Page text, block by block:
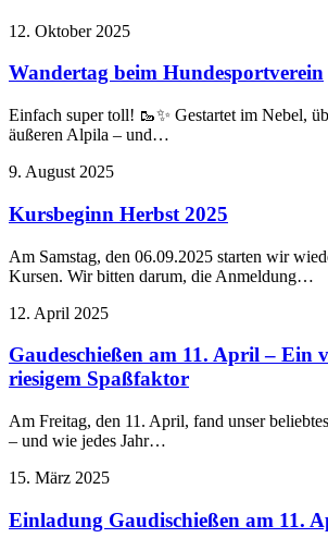
12. Oktober 2025
Wandertag beim Hundesportverein
Einfach super toll! 🥾✨ Gestartet im Nebel,
äußeren Alpila – und…
9. August 2025
Kursbeginn Herbst 2025
Am Samstag, den 06.09.2025 starten wir
Kursen. Wir bitten darum, die Anmeldung…
12. April 2025
Gaudeschießen am 11. April – Ein
riesigem Spaßfaktor
Am Freitag, den 11. April, fand unser
– und wie jedes Jahr…
15. März 2025
Einladung Gaudischießen am 11.